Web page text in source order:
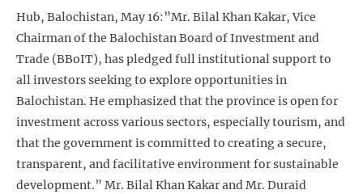
Hub, Balochistan, May 16:”Mr. Bilal Khan Kakar, Vice
Chairman of the Balochistan Board of Investment and
Trade (BBoIT), has pledged full institutional support to
all investors seeking to explore opportunities in
Balochistan. He emphasized that the province is open for
investment across various sectors, especially tourism, and
that the government is committed to creating a secure,
transparent, and facilitative environment for sustainable
development.” Mr. Bilal Khan Kakar and Mr. Duraid